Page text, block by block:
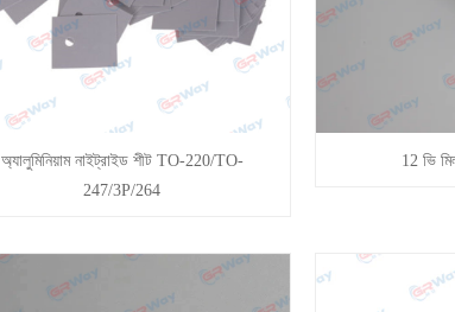
অ্যালুমিনিয়াম নাইট্রাইড শীট TO-220/TO-
247/3P/264
12 ভি